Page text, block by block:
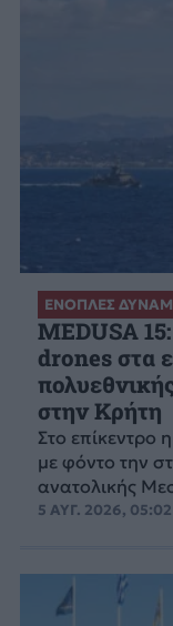
ΕΝΟΠΛΕΣ
MEDUSA
drones στα
στην Κρήτη
Στο επίκεντρο
με φόντο την
ανατολικής
5 ΑΥΓ. 2026, 05:02